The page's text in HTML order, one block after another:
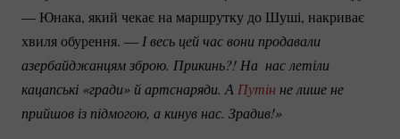
— Юнака, який чекає на маршрутку до Шуші, накриває
хвиля обурення. — І весь цей час вони продавали
азербайджанцям зброю. Прикинь?! На  нас летіли
кацапські «гради» й артснаряди. А Путін не лише не
прийшов із підмогою, а кинув нас. Зрадив!»